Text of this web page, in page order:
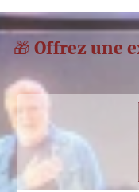
🎁 Offrez une